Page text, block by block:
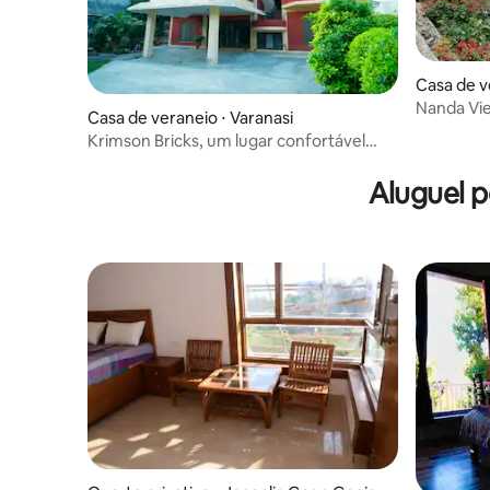
Casa de veraneio ⋅ Varanasi
Krimson Bricks, um lugar confortável
Casa de
Nanda
Aluguel